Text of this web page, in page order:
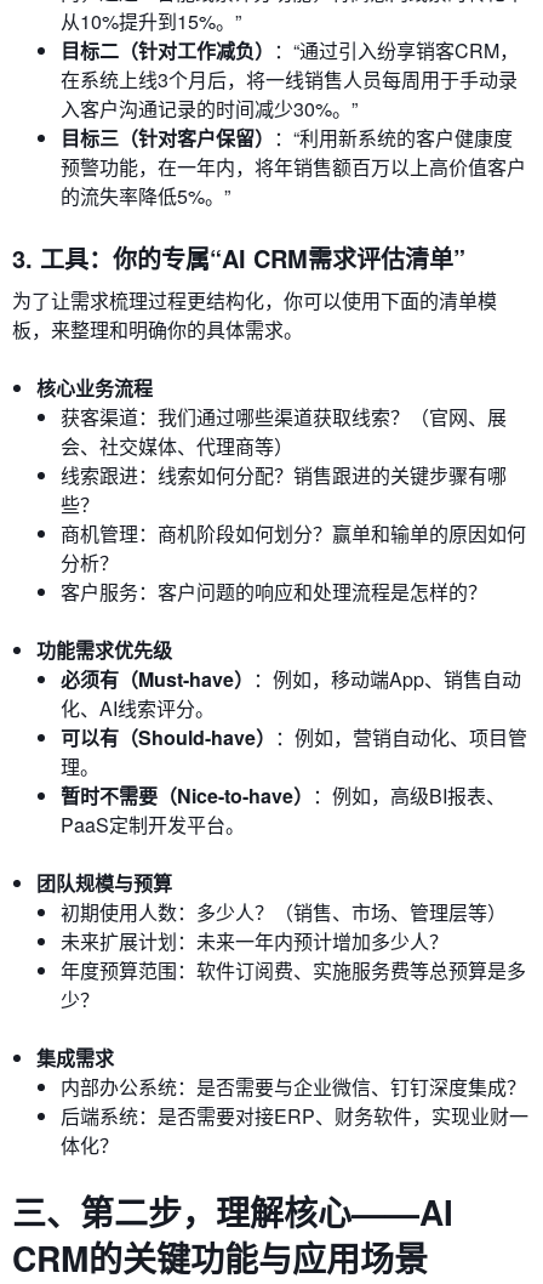
从10%提升到15%。”
目标二（针对工作减负） ：“通过引入纷享销客CRM，
在系统上线3个月后，将一线销售人员每周用于手动录
入客户沟通记录的时间减少30%。”
目标三（针对客户保留） ：“利用新系统的客户健康度
预警功能，在一年内，将年销售额百万以上高价值客户
的流失率降低5%。”
3. 工具：你的专属“AI CRM需求评估清单”
为了让需求梳理过程更结构化，你可以使用下面的清单模
板，来整理和明确你的具体需求。
核心业务流程
获客渠道：我们通过哪些渠道获取线索？（官网、展
会、社交媒体、代理商等）
线索跟进：线索如何分配？销售跟进的关键步骤有哪
些？
商机管理：商机阶段如何划分？赢单和输单的原因如何
分析？
客户服务：客户问题的响应和处理流程是怎样的？
功能需求优先级
必须有（Must-have） ：例如，移动端App、销售自动
化、AI线索评分。
可以有（Should-have） ：例如，营销自动化、项目管
理。
暂时不需要（Nice-to-have） ：例如，高级BI报表、
PaaS定制开发平台。
团队规模与预算
初期使用人数：多少人？（销售、市场、管理层等）
未来扩展计划：未来一年内预计增加多少人？
年度预算范围：软件订阅费、实施服务费等总预算是多
少？
集成需求
内部办公系统：是否需要与企业微信、钉钉深度集成？
后端系统：是否需要对接ERP、财务软件，实现业财一
体化？
三、第二步，理解核心——AI
CRM的关键功能与应用场景